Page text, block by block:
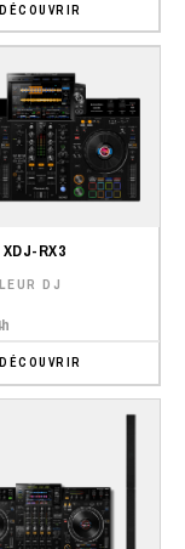
DÉCOUVRIR
XDJ-RX3
DJ
DÉCOUVRIR